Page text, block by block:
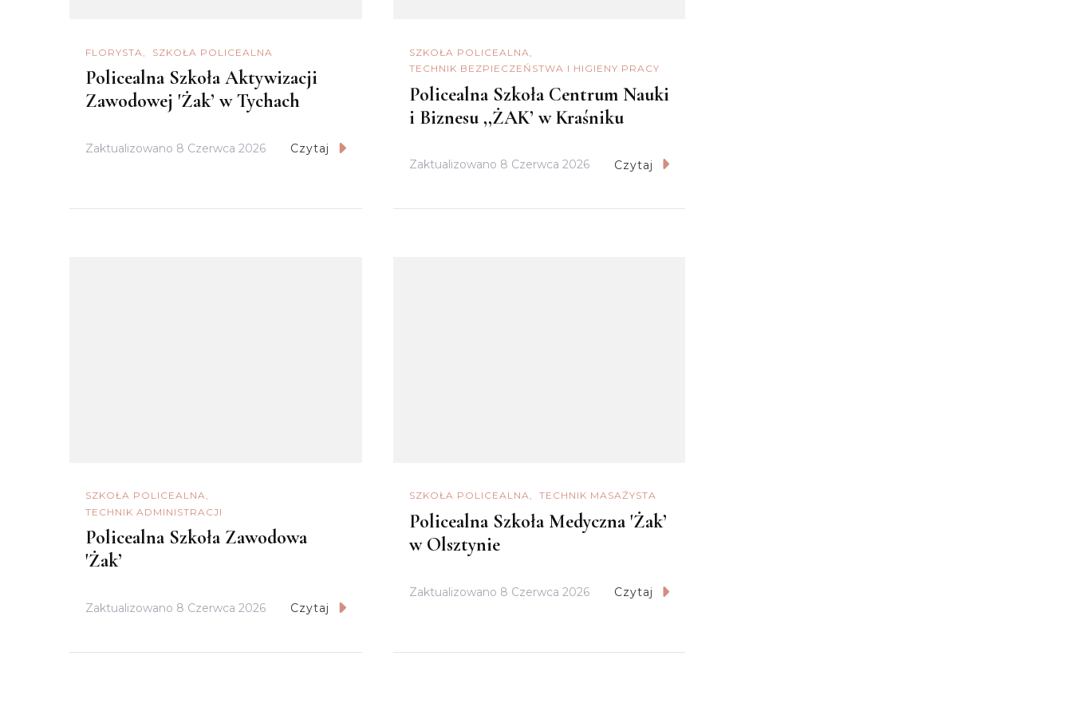
FLORYSTA SZKOŁA POLICEALNA
Policealna Szkoła Aktywizacji
Zawodowej 'Żak’ w Tychach
Zaktualizowano 8 Czerwca 2026 Czytaj
SZKOŁA POLICEALNA
TECHNIK BEZPIECZEŃSTWA I HIGIENY PRACY
Policealna Szkoła Centrum Nauki
i Biznesu ,,ŻAK’ w Kraśniku
Zaktualizowano 8 Czerwca 2026 Czytaj
SZKOŁA POLICEALNA
TECHNIK ADMINISTRACJI
Policealna Szkoła Zawodowa
'Żak’
Zaktualizowano 8 Czerwca 2026 Czytaj
SZKOŁA POLICEALNA TECHNIK MASAŻYSTA
Policealna Szkoła Medyczna 'Żak’
w Olsztynie
Zaktualizowano 8 Czerwca 2026 Czytaj